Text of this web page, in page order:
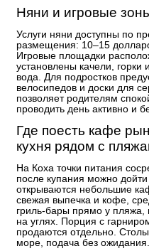
Няни и игровые
Услуги няни доступны по
размещения: 10–15
Игровые площадки
установлены качели,
вода. Для подростков
велосипедов и доски для
позволяет родителям
проводить день активно и
Где поесть кафе
кухня рядом с
На Коха точки питания
после купания можно
открываются небольшие
свежая выпечка и кофе,
гриль-бары прямо у пляжа,
на углях. Порция с
продаются отдельно.
море, подача без ожидания.